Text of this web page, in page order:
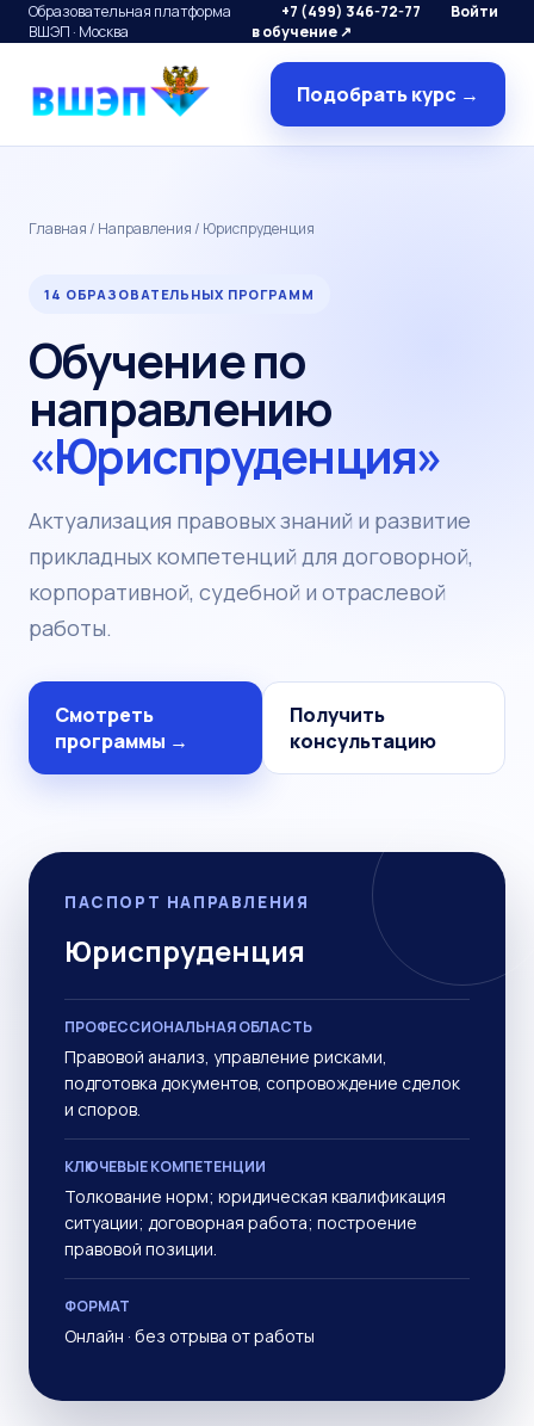
Образовательная платформа
ВШЭП · Москва
+7 (499) 346-72-77
Войти
в обучение ↗
Подобрать курс →
Главная / Направления / Юриспруденция
14 ОБРАЗОВАТЕЛЬНЫХ ПРОГРАММ
Обучение по
направлению
«Юриспруденция»
Актуализация правовых знаний и развитие
прикладных компетенций для договорной,
корпоративной, судебной и отраслевой
работы.
Смотреть
программы →
Получить
консультацию
ПАСПОРТ НАПРАВЛЕНИЯ
Юриспруденция
ПРОФЕССИОНАЛЬНАЯ ОБЛАСТЬ
Правовой анализ, управление рисками,
подготовка документов, сопровождение сделок
и споров.
КЛЮЧЕВЫЕ КОМПЕТЕНЦИИ
Толкование норм; юридическая квалификация
ситуации; договорная работа; построение
правовой позиции.
ФОРМАТ
Онлайн · без отрыва от работы